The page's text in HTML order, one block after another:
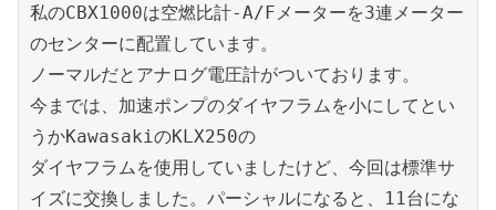
私のCBX1000は空燃比計-A/Fメーターを3連メーター
のセンターに配置しています。
ノーマルだとアナログ電圧計がついております。
今までは、加速ポンプのダイヤフラムを小にしてとい
うかKawasakiのKLX250の
ダイヤフラムを使用していましたけど、今回は標準サ
イズに交換しました。パーシャルになると、11台にな